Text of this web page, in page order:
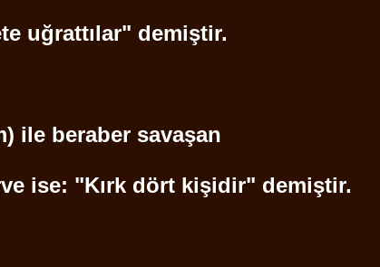
uğrattılar" demiştir.
) ile beraber savaşan
ise: "Kırk dört kişidir" demiştir.